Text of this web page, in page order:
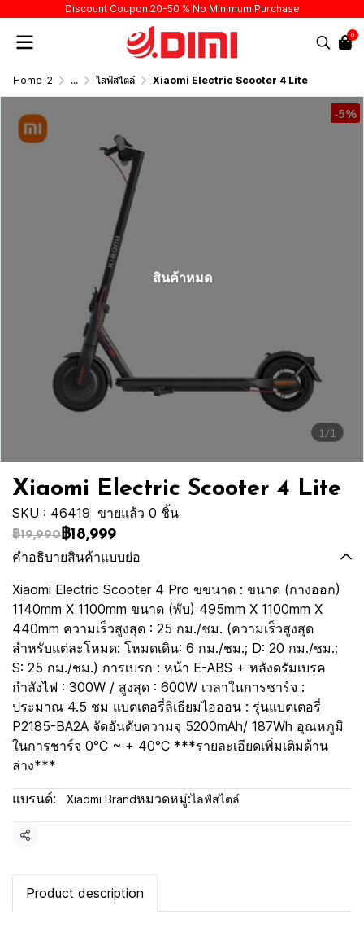
Discount Coupon 20-50 % No Minimum Purchase
0
Home-2 ... ไลฟ์สไตล์ Xiaomi Electric Scooter 4 Lite
1/1
-5%
สินค้าหมด
Xiaomi Electric Scooter 4 Lite
SKU : 46419 ขายแล้ว 0 ชิ้น
฿19,990฿18,999
คำอธิบายสินค้าแบบย่อ
Xiaomi Electric Scooter 4 Pro ขขนาด : ขนาด (กางออก)
1140mm X 1100mm ขนาด (พับ) 495mm X 1100mm X
440mm ความเร็วสูงสุด : 25 กม./ชม. (ความเร็วสูงสุด
สำหรับแต่ละโหมด: โหมดเดิน: 6 กม./ชม.; D: 20 กม./ชม.;
S: 25 กม./ชม.) การเบรก : หน้า E-ABS + หลังดรัมเบรค
กำลังไฟ : 300W / สูงสุด : 600W เวลาในการชาร์จ :
ประมาณ 4.5 ชม แบตเตอรี่ลิเธียมไอออน : รุ่นแบตเตอรี่
P2185-BA2A จัดอันดับความจุ 5200mAh/ 187Wh อุณหภูมิ
ในการชาร์จ 0°C ~ + 40°C ***รายละเอียดเพิ่มเติมด้าน
ล่าง***
แบรนด์: Xiaomi Brandหมวดหมู่:ไลฟ์สไตล์
แชร์
Product description